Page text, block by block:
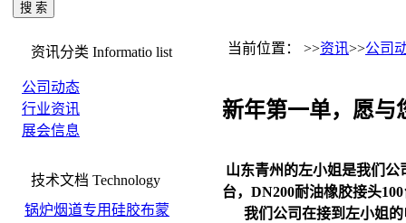
资讯分类 Informatio list
公司动态
行业资讯
展会信息
技术文档 Technology
锅炉烟道专用硅胶布蒙
当前位置： >>资讯>>公司
新年第一单，愿与
山东青州的左小姐是我们
台，DN200耐油橡胶接头
我们公司在接到左小姐的